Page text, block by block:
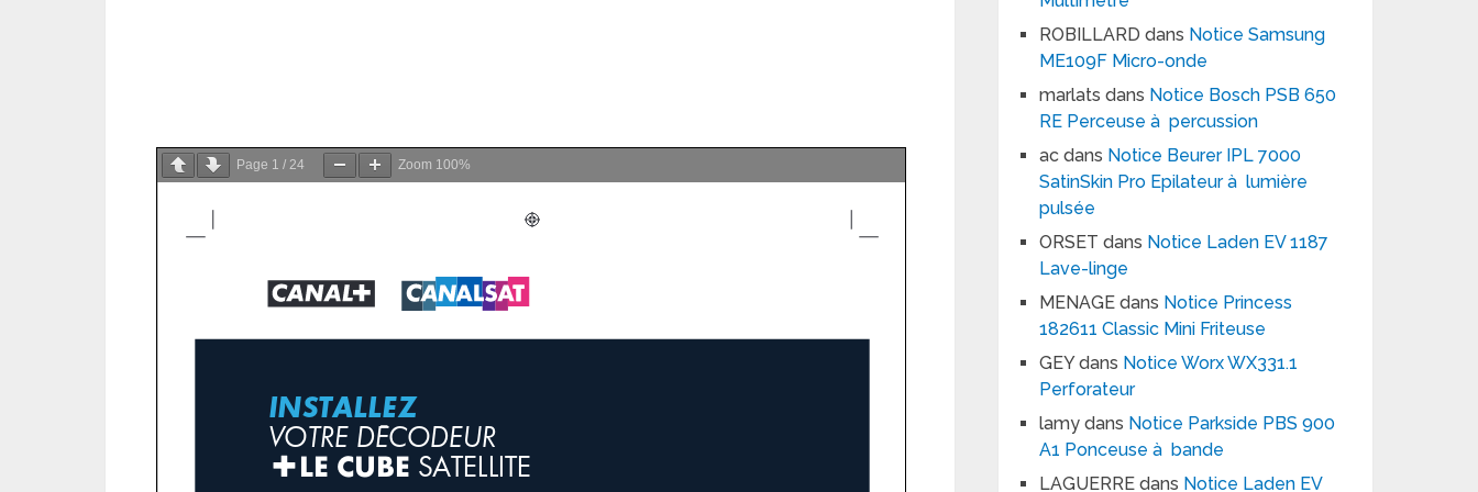
Page 1 / 24 Zoom 100%
ROBILLARD dans Notice Samsung
ME109F Micro-onde
marlats dans Notice Bosch PSB 650
RE Perceuse à percussion
ac dans Notice Beurer IPL 7000
SatinSkin Pro Epilateur à lumière
pulsée
ORSET dans Notice Laden EV 1187
Lave-linge
MENAGE dans Notice Princess
182611 Classic Mini Friteuse
GEYdans Notice Worx WX331.1
Perforateur
lamy dans Notice Parkside PBS 900
A1 Ponceuse à bande
LAGUERRE dans Notice Laden EV